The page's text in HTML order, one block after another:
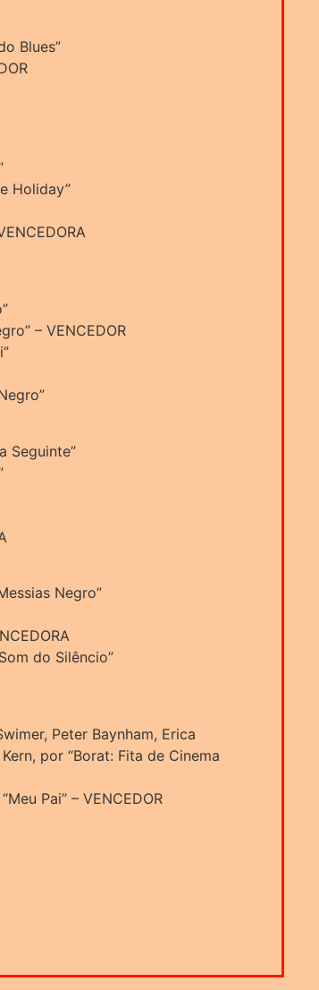
Blues”
Holiday”
– VENCEDOR
Seguinte”
Negro”
do Silêncio”
Peter Baynham, Erica
por “Borat: Fita de Cinema
Pai” – VENCEDOR